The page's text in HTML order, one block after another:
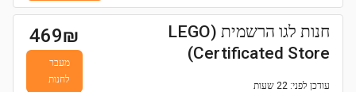
חנות לגו הרשמית (LEGO
Certificated Store)
עודכן לפני: 22 שעות
469₪
מעבר
לחנות